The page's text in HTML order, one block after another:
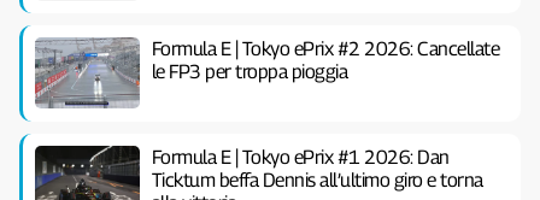
Formula E | Tokyo ePrix #2 2026: Cancellate
le FP3 per troppa pioggia
Formula E | Tokyo ePrix #1 2026: Dan
Ticktum beffa Dennis all’ultimo giro e torna